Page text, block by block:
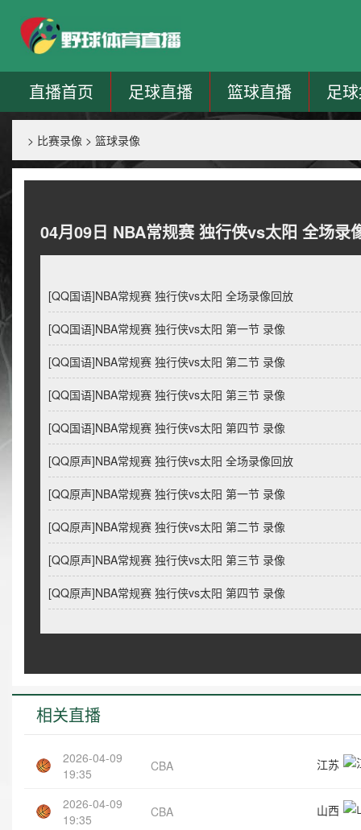
直播首页 足球直播 篮球直播 足
> 比赛录像 > 篮球录像
04月09日 NBA常规赛 独行侠vs太阳 全场录
[QQ国语]NBA常规赛 独行侠vs太阳 全场录像回放
[QQ国语]NBA常规赛 独行侠vs太阳 第一节 录像
[QQ国语]NBA常规赛 独行侠vs太阳 第二节 录像
[QQ国语]NBA常规赛 独行侠vs太阳 第三节 录像
[QQ国语]NBA常规赛 独行侠vs太阳 第四节 录像
[QQ原声]NBA常规赛 独行侠vs太阳 全场录像回放
[QQ原声]NBA常规赛 独行侠vs太阳 第一节 录像
[QQ原声]NBA常规赛 独行侠vs太阳 第二节 录像
[QQ原声]NBA常规赛 独行侠vs太阳 第三节 录像
[QQ原声]NBA常规赛 独行侠vs太阳 第四节 录像
相关直播
2026-04-09
19:35
CBA 江苏
2026-04-09
19:35
CBA 山西